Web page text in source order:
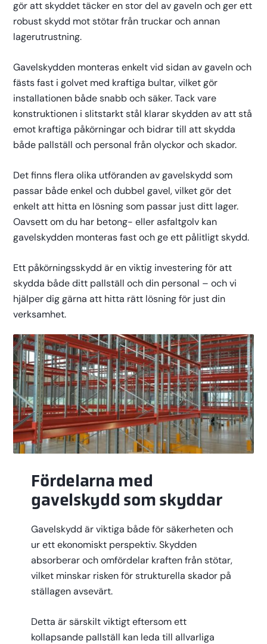
gör att skyddet täcker en stor del av gaveln och ger ett
robust skydd mot stötar från truckar och annan
lagerutrustning.
Gavelskydden monteras enkelt vid sidan av gaveln och
fästs fast i golvet med kraftiga bultar, vilket gör
installationen både snabb och säker. Tack vare
konstruktionen i slitstarkt stål klarar skydden av att stå
emot kraftiga påkörningar och bidrar till att skydda
både pallställ och personal från olyckor och skador.
Det finns flera olika utföranden av gavelskydd som
passar både enkel och dubbel gavel, vilket gör det
enkelt att hitta en lösning som passar just ditt lager.
Oavsett om du har betong- eller asfaltgolv kan
gavelskydden monteras fast och ge ett pålitligt skydd.
Ett påkörningsskydd är en viktig investering för att
skydda både ditt pallställ och din personal – och vi
hjälper dig gärna att hitta rätt lösning för just din
verksamhet.
Fördelarna med
gavelskydd som skyddar
Gavelskydd är viktiga både för säkerheten och
ur ett ekonomiskt perspektiv. Skydden
absorberar och omfördelar kraften från stötar,
vilket minskar risken för strukturella skador på
ställagen avsevärt.
Detta är särskilt viktigt eftersom ett
kollapsande pallställ kan leda till allvarliga